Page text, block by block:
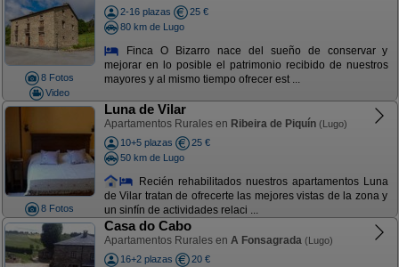
8 Fotos
Video
2-16 plazas
25 €
80 km de Lugo
Finca O Bizarro nace del sueño de conservar y
mejorar en lo posible el patrimonio recibido de nuestros
mayores y al mismo tiempo ofrecer est ...
8 Fotos
Luna de Vilar
Apartamentos Rurales en Ribeira de Piquín (Lugo)
10+5 plazas
25 €
50 km de Lugo
Recién rehabilitados nuestros apartamentos Luna
de Vilar tratan de ofrecerte las mejores vistas de la zona y
un sinfín de actividades relaci ...
Casa do Cabo
Apartamentos Rurales en A Fonsagrada (Lugo)
16+2 plazas
20 €